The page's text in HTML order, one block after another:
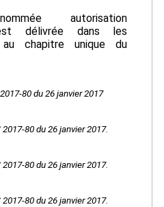
autorisation
est délivrée dans les
chapitre unique du
80 du 26 janvier 2017
80 du 26 janvier 2017.
80 du 26 janvier 2017.
80 du 26 janvier 2017.